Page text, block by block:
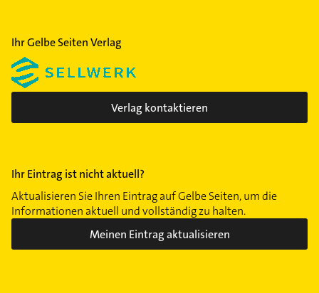
Ihr Gelbe Seiten Verlag
Verlag kontaktieren
Ihr Eintrag ist nicht aktuell?
Aktualisieren Sie Ihren Eintrag auf Gelbe Seiten, um die
Informationen aktuell und vollständig zu halten.
Meinen Eintrag aktualisieren